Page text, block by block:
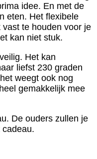
idee. En met de
eten. Het flexibele
te houden voor je
kan niet stuk.
Het kan
liefst 230 graden
weegt ook nog
gemakkelijk mee
De ouders zullen je